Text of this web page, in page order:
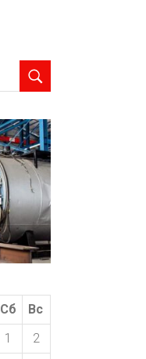
Сб
Вс
1
2